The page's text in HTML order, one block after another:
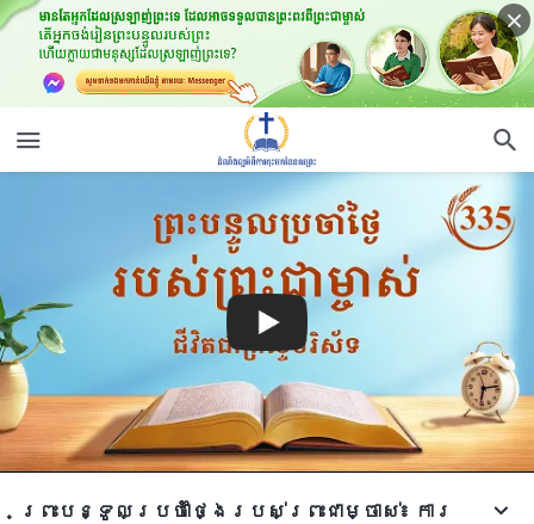
ព្រះបន្ទូលប្រចាំថ្ងៃរបស់ព្រះជាម្ចាស់៖ ការ